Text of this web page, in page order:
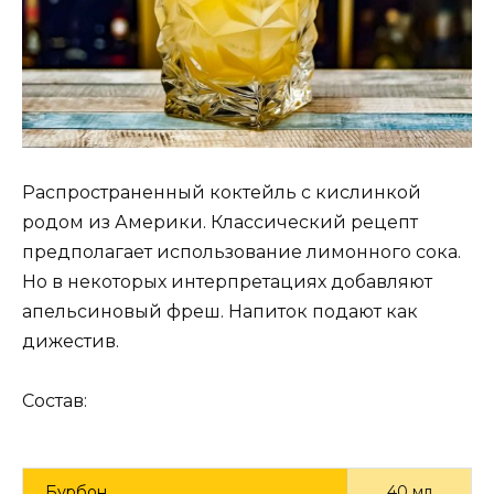
Распространенный коктейль с кислинкой
родом из Америки. Классический рецепт
предполагает использование лимонного сока.
Но в некоторых интерпретациях добавляют
апельсиновый фреш. Напиток подают как
дижестив.
Состав: